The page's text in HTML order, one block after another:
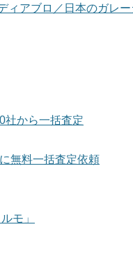
ィアブロ／日本のガレ
社から一括査定
無料一括査定依頼
モ」